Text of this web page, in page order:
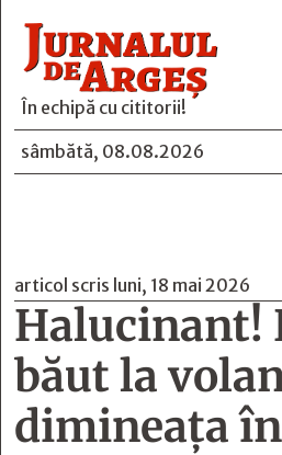
În echipă cu cititorii!
sâmbătă, 08.08.2026
articol scris luni, 18 mai 2026
Halucinant!
băut la
dimineața